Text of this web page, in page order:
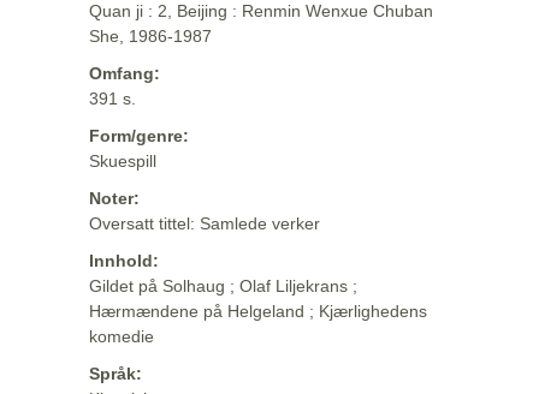
Quan ji : 2, Beijing : Renmin Wenxue Chuban
She, 1986-1987
Omfang:
391 s.
Form/genre:
Skuespill
Noter:
Oversatt tittel: Samlede verker
Innhold:
Gildet på Solhaug ; Olaf Liljekrans ;
Hærmændene på Helgeland ; Kjærlighedens
komedie
Språk: